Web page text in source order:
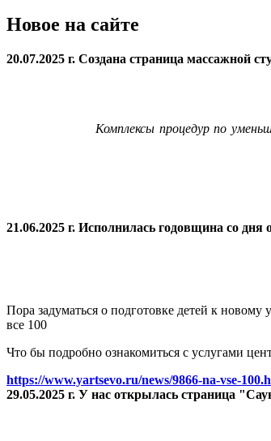
Новое на сайте
20.07.2025 г. Создана страница массажной
Комплексы процедур по
21.06.2025 г. Исполнилась годовщина со дня
Пора задуматься о подготовке детей к
все 100
Что бы подробно ознакомиться с услугами
https://www.yartsevo.ru/news/9866-na-vse-
29.05.2025 г. У нас открылась страница